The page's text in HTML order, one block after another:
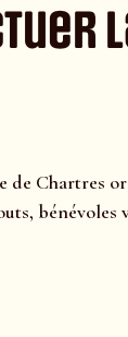
de Chartres
bénévoles